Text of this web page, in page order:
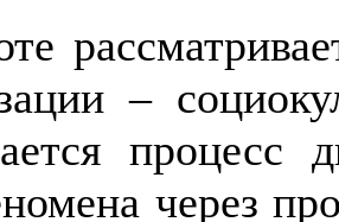
–
через